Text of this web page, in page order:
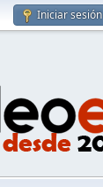
Iniciar sesión